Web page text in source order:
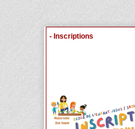
- Inscriptions